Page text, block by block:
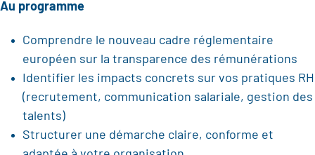
Au programme
Comprendre le nouveau cadre réglementaire
européen sur la transparence des rémunérations
Identifier les impacts concrets sur vos pratiques RH
(recrutement, communication salariale, gestion des
talents)
Structurer une démarche claire, conforme et